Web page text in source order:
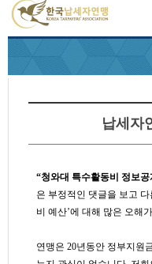
납세자
“청와대 특수활동비 정보
은 부정적인 댓글을 보고
비 예산’에 대해 많은 오해
연맹은 20년동안 정부지원